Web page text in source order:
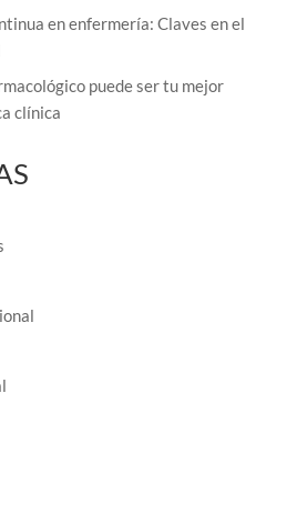
en enfermería: Claves en el
puede ser tu mejor
clínica